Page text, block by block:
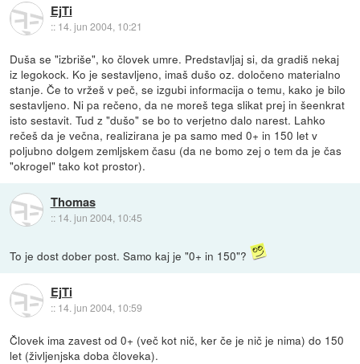
EjTi
:: 14. jun 2004, 10:21
Duša se "izbriše", ko človek umre. Predstavljaj si, da gradiš nekaj
iz legokock. Ko je sestavljeno, imaš dušo oz. določeno materialno
stanje. Če to vržeš v peč, se izgubi informacija o temu, kako je bilo
sestavljeno. Ni pa rečeno, da ne moreš tega slikat prej in šeenkrat
isto sestavit. Tud z "dušo" se bo to verjetno dalo narest. Lahko
rečeš da je večna, realizirana je pa samo med 0+ in 150 let v
poljubno dolgem zemljskem času (da ne bomo zej o tem da je čas
"okrogel" tako kot prostor).
Thomas
:: 14. jun 2004, 10:45
To je dost dober post. Samo kaj je "0+ in 150"?
EjTi
:: 14. jun 2004, 10:59
Človek ima zavest od 0+ (več kot nič, ker če je nič je nima) do 150
let (življenjska doba človeka).